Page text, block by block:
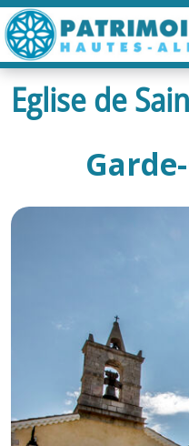
ACCUEIL
NOS PARCOURS
PATRIMOINE
RECHERCHER
GB
Eglise de